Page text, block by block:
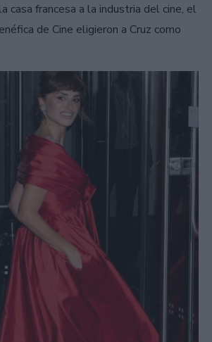
casa francesa a la industria del cine, el
de Cine eligieron a Cruz como